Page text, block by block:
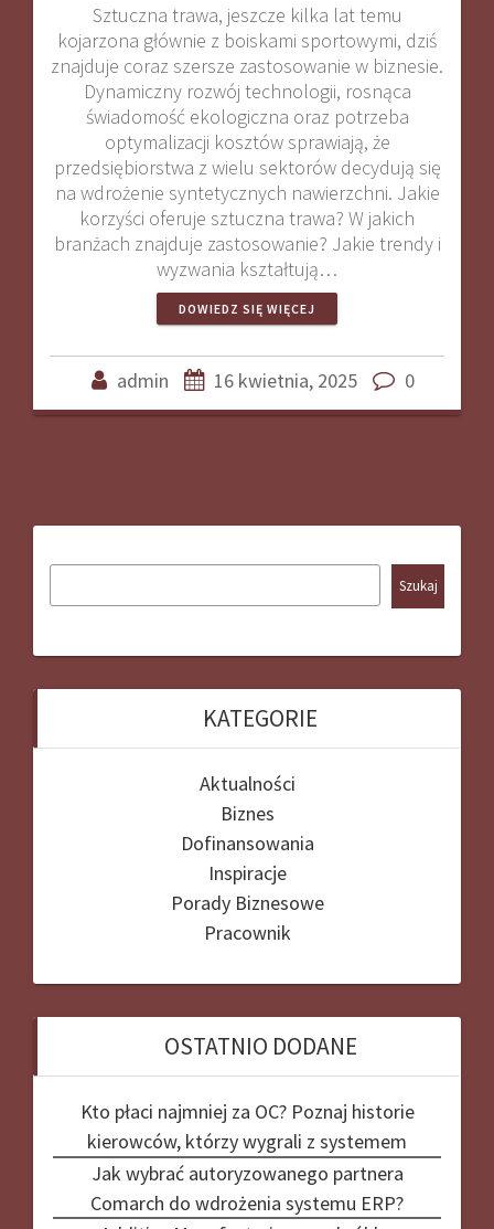
Sztuczna trawa, jeszcze kilka lat temu
kojarzona głównie z boiskami sportowymi, dziś
znajduje coraz szersze zastosowanie w biznesie.
Dynamiczny rozwój technologii, rosnąca
świadomość ekologiczna oraz potrzeba
optymalizacji kosztów sprawiają, że
przedsiębiorstwa z wielu sektorów decydują się
na wdrożenie syntetycznych nawierzchni. Jakie
korzyści oferuje sztuczna trawa? W jakich
branżach znajduje zastosowanie? Jakie trendy i
wyzwania kształtują…
DOWIEDZ SIĘ WIĘCEJ
admin 16 kwietnia, 2025 0
Szukaj
KATEGORIE
Aktualności
Biznes
Dofinansowania
Inspiracje
Porady Biznesowe
Pracownik
OSTATNIO DODANE
Kto płaci najmniej za OC? Poznaj historie
kierowców, którzy wygrali z systemem
Jak wybrać autoryzowanego partnera
Comarch do wdrożenia systemu ERP?